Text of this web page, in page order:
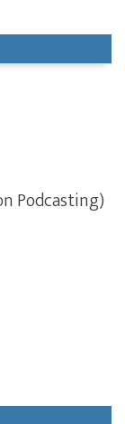
Podcasting)